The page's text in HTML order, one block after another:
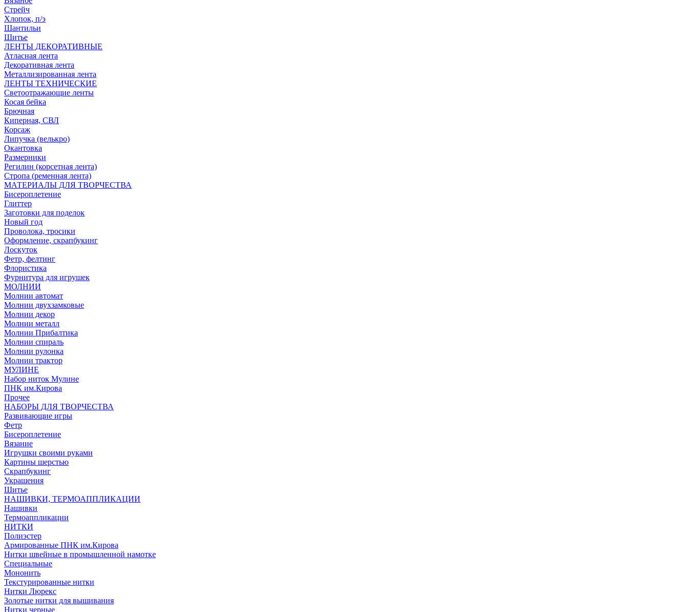
Стрейч
Хлопок, п/э
Шантильи
Шитье
ЛЕНТЫ ДЕКОРАТИВНЫЕ
Атласная лента
Декоративная лента
Металлизированная лента
ЛЕНТЫ ТЕХНИЧЕСКИЕ
Светоотражающие ленты
Косая бейка
Брючная
Киперная, СВЛ
Корсаж
Липучка (велькро)
Окантовка
Размерники
Регилин (корсетная лента)
Стропа (ременная лента)
МАТЕРИАЛЫ ДЛЯ ТВОРЧЕСТВА
Бисероплетение
Глиттер
Заготовки для поделок
Новый год
Проволока, тросики
Оформление, скрапбукинг
Лоскуток
Фетр, фелтинг
Флористика
Фурнитура для игрушек
МОЛНИИ
Молнии автомат
Молнии двухзамковые
Молнии декор
Молнии металл
Молнии Прибалтика
Молнии спираль
Молнии рулонка
Молнии трактор
МУЛИНЕ
Набор ниток Мулине
ПНК им.Кирова
Прочее
НАБОРЫ ДЛЯ ТВОРЧЕСТВА
Развивающие игры
Фетр
Бисероплетение
Вязание
Игрушки своими руками
Картины шерстью
Скрапбукинг
Украшения
Шитье
НАШИВКИ, ТЕРМОАППЛИКАЦИИ
Нашивки
Термоаппликации
НИТКИ
Полиэстер
Армированные ПНК им.Кирова
Нитки швейные в промышленной намотке
Специальные
Мононить
Текстурированные нитки
Нитки Люрекс
Золотые нитки для вышивания
Нитки черные